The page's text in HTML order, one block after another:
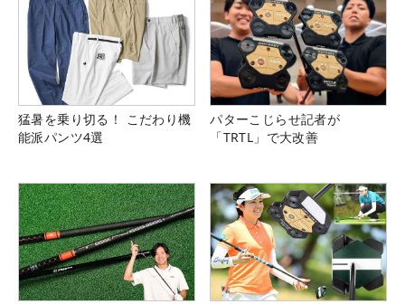
猛暑を乗り切る！ こだわり機
能派パンツ4選
パターこじらせ記者が
「TRTL」で大改善